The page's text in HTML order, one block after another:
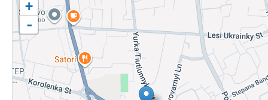
у
ч
е
н
и
я
+
-